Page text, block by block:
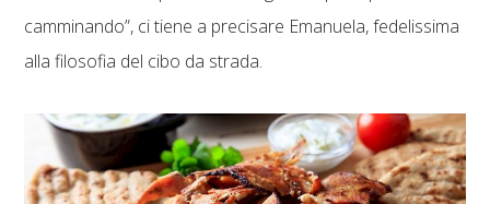
camminando”, ci tiene a precisare Emanuela, fedelissima
alla filosofia del cibo da strada.